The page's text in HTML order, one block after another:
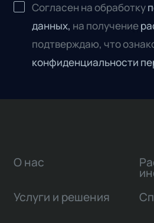
Согласен на обработку
данных, на получение
подтверждаю, что
конфиденциальности
О нас
Услуги и решения